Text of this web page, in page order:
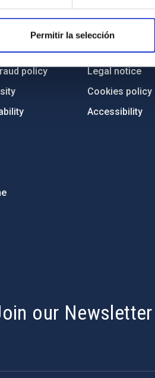
Permitir la selección
policy
Sitemap
Privacy policy
Legal notice
Cookies policy
Accessibility
our Newsletter